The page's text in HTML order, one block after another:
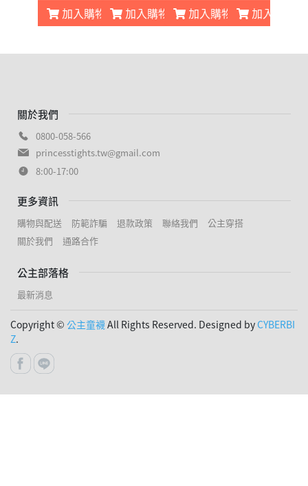
入購物車 加入購物車 加入購物車 加入購物車 加入購物車
關於我們
0800-058-566
princesstights.tw@gmail.com
8:00-17:00
更多資訊
購物與配送 防範詐騙 退款政策 聯絡我們
公主穿搭
關於我們
通路合作
公主部落格
最新消息
Copyright © 公主童襪All Rights Reserved. Designed byCYBERBI
Z.